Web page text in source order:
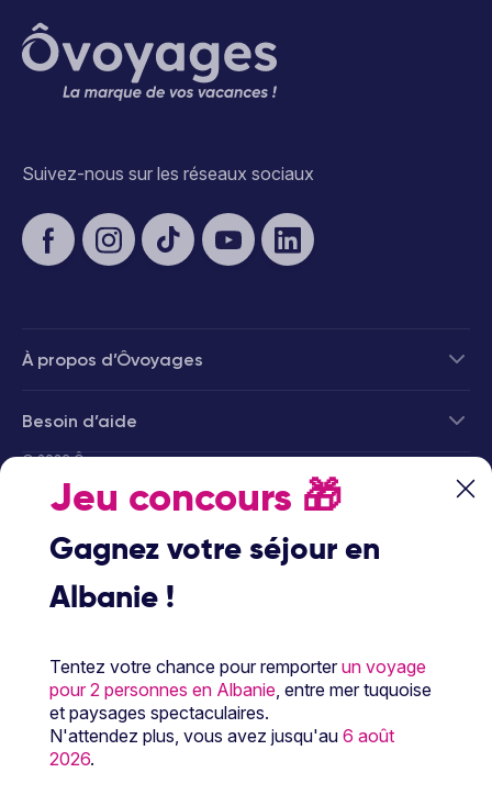
Suivez-nous sur les réseaux sociaux
À propos d’Ôvoyages
Besoin d’aide
© 2026 Ôvoyages
Paiement en 3 ou 4
fois par carte
Jeu concours 🎁
Gagnez votre séjour en
Albanie !
Tentez votre chance pour remporterun voyage
pour 2 personnes en Albanie, entre mer tuquoise
et paysages spectaculaires.
N'attendez plus, vous avez jusqu'au 6 août
2026.